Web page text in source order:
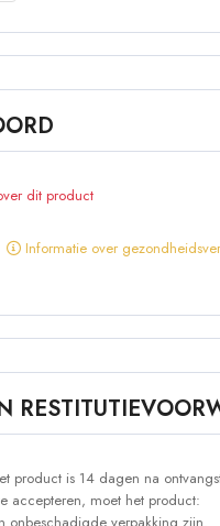
dit product
Informatie over
product is 14 dagen na
accepteren, moet het product: